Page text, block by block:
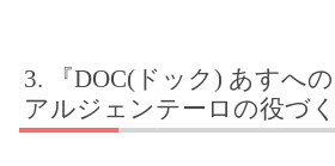
『DOC(ドック) あすへ
アルジェンテーロの役づ